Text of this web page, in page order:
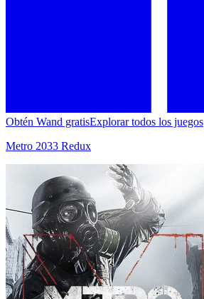
Obtén Wand gratisExplorar todos los juegos
Metro 2033 Redux